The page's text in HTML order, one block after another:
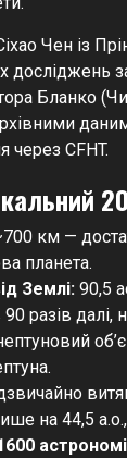
Чен із
досліджень
Бланко
через CFHT.
км —
планета.
Землі: 90,5
разів далі,
на 44,5